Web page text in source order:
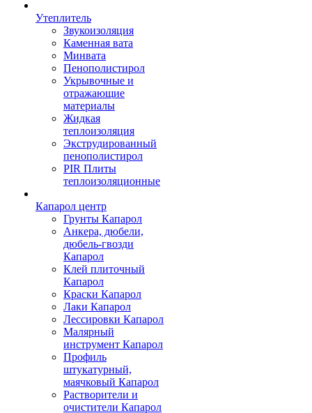
Утеплитель
Звукоизоляция
Каменная вата
Минвата
Пенополистирол
Укрывочные и
отражающие
материалы
Жидкая
теплоизоляция
Экструдированный
пенополистирол
PIR Плиты
теплоизоляционные
Капарол центр
Грунты Капарол
Анкера, дюбели,
дюбель-гвозди
Капарол
Клей плиточный
Капарол
Краски Капарол
Лаки Капарол
Лессировки Капарол
Малярный
инструмент Капарол
Профиль
штукатурный,
маячковый Капарол
Растворители и
очистители Капарол